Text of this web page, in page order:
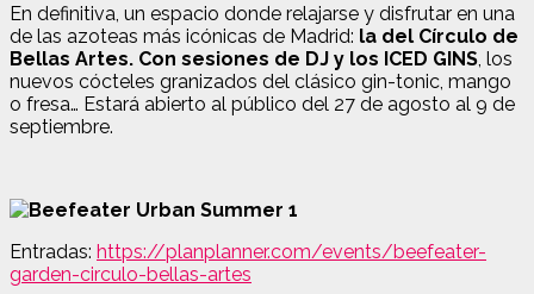
En definitiva, un espacio donde relajarse y disfrutar en una
de las azoteas más icónicas de Madrid: la del Círculo de
Bellas Artes. Con sesiones de DJ y los ICED GINS, los
nuevos cócteles granizados del clásico gin-tonic, mango
o fresa… Estará abierto al público del 27 de agosto al 9 de
septiembre.
Entradas: https://planplanner.com/events/beefeater-
garden-circulo-bellas-artes